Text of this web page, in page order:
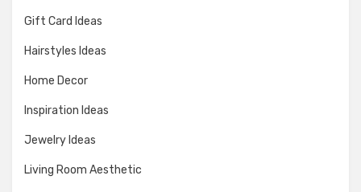
Gift Card Ideas
Hairstyles Ideas
Home Decor
Inspiration Ideas
Jewelry Ideas
Living Room Aesthetic